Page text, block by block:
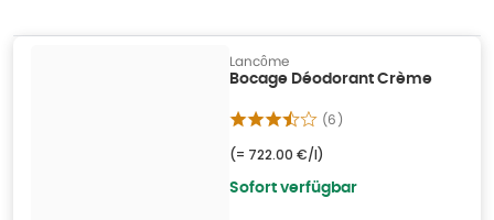
Lancôme
Bocage Déodorant Crème
(6)
(= 722.00 €/l)
Sofort verfügbar